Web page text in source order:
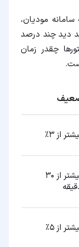
سامانه مودیان،
دید چند درصد
چقدر زمان
از ۳٪
بیشتر از ۳۰
از ۵٪